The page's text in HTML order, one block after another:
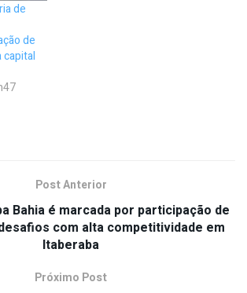
de
de
capital
Post Anterior
Bahia é marcada por participação de
com alta competitividade em
Itaberaba
Próximo Post